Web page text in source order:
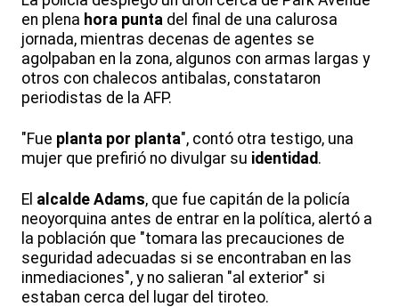
en plena hora punta del final de una calurosa
jornada, mientras decenas de agentes se
agolpaban en la zona, algunos con armas largas y
otros con chalecos antibalas, constataron
periodistas de la AFP.
"Fue planta por planta", contó otra testigo, una
mujer que prefirió no divulgar su identidad .
El alcalde Adams, que fue capitán de la policía
neoyorquina antes de entrar en la política, alertó a
la población que "tomara las precauciones de
seguridad adecuadas si se encontraban en las
inmediaciones", y no salieran "al exterior" si
estaban cerca del lugar del tiroteo.